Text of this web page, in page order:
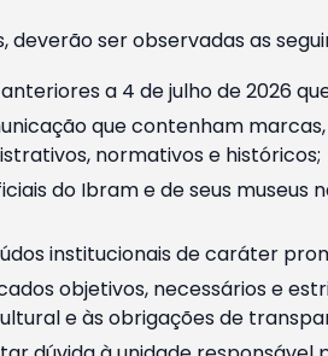
deverão ser observadas as
a 4 de julho de 2026
que contenham
normativos e históricos;
do Ibram e de seus museus
institucionais de caráter
objetivos, necessários e
e às obrigações de